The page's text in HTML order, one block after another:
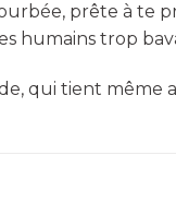
prête à te
humains trop
qui tient même